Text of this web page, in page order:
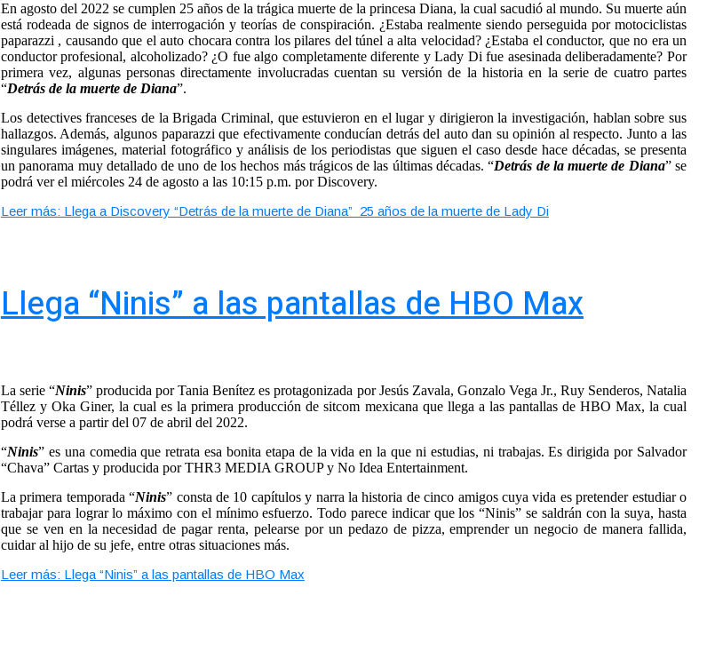
En agosto del 2022 se cumplen 25 años de la trágica muerte de la princesa Diana, la cual sacudió al mundo. Su muerte aún
está rodeada de signos de interrogación y teorías de conspiración. ¿Estaba realmente siendo perseguida por motociclistas
paparazzi , causando que el auto chocara contra los pilares del túnel a alta velocidad? ¿Estaba el conductor, que no era un
conductor profesional, alcoholizado? ¿O fue algo completamente diferente y Lady Di fue asesinada deliberadamente? Por
primera vez, algunas personas directamente involucradas cuentan su versión de la historia en la serie de cuatro partes
“Detrás de la muerte de Diana”.
Los detectives franceses de la Brigada Criminal, que estuvieron en el lugar y dirigieron la investigación, hablan sobre sus
hallazgos. Además, algunos paparazzi que efectivamente conducían detrás del auto dan su opinión al respecto. Junto a las
singulares imágenes, material fotográfico y análisis de los periodistas que siguen el caso desde hace décadas, se presenta
un panorama muy detallado de uno de los hechos más trágicos de las últimas décadas. “Detrás de la muerte de Diana” se
podrá ver el miércoles 24 de agosto a las 10:15 p.m. por Discovery.
Leer más: Llega a Discovery “Detrás de la muerte de Diana” 25 años de la muerte de Lady Di
Llega “Ninis” a las pantallas de HBO Max
La serie “Ninis” producida por Tania Benítez es protagonizada por Jesús Zavala, Gonzalo Vega Jr., Ruy Senderos, Natalia
Téllez y Oka Giner, la cual es la primera producción de sitcom mexicana que llega a las pantallas de HBO Max, la cual
podrá verse a partir del 07 de abril del 2022.
“Ninis” es una comedia que retrata esa bonita etapa de la vida en la que ni estudias, ni trabajas. Es dirigida por Salvador
“Chava” Cartas y producida por THR3 MEDIA GROUP y No Idea Entertainment.
La primera temporada “Ninis” consta de 10 capítulos y narra la historia de cinco amigos cuya vida es pretender estudiar o
trabajar para lograr lo máximo con el mínimo esfuerzo. Todo parece indicar que los “Ninis” se saldrán con la suya, hasta
que se ven en la necesidad de pagar renta, pelearse por un pedazo de pizza, emprender un negocio de manera fallida,
cuidar al hijo de su jefe, entre otras situaciones más.
Leer más: Llega “Ninis” a las pantallas de HBO Max